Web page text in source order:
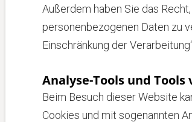
Außerdem haben Sie das
personenbezogenen Daten zu
Einschränkung der
Analyse-Tools und
Beim Besuch dieser Website
Cookies und mit sogenannten